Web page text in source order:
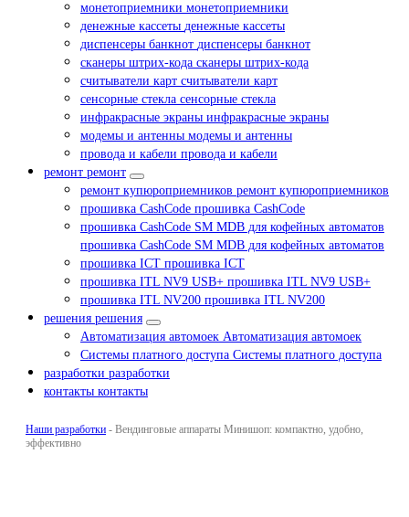
монетоприемники монетоприемники
денежные кассеты денежные кассеты
диспенсеры банкнот диспенсеры банкнот
сканеры штрих-кода сканеры штрих-кода
считыватели карт считыватели карт
сенсорные стекла сенсорные стекла
инфракрасные экраны инфракрасные экраны
модемы и антенны модемы и антенны
провода и кабели провода и кабели
ремонт ремонт
ремонт купюроприемников ремонт купюроприемников
прошивка CashCode прошивка CashCode
прошивка CashCode SM MDB для кофейных автоматов
прошивка CashCode SM MDB для кофейных автоматов
прошивка ICT прошивка ICT
прошивка ITL NV9 USB+ прошивка ITL NV9 USB+
прошивка ITL NV200 прошивка ITL NV200
решения решения
Автоматизация автомоек Автоматизация автомоек
Системы платного доступа Системы платного доступа
разработки разработки
контакты контакты
Наши разработки - Вендинговые аппараты Минишоп: компактно, удобно,
эффективно